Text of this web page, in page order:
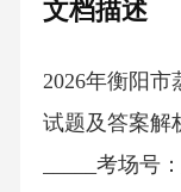
文档描述
2026年衡阳
试题及答案解
_____考场号